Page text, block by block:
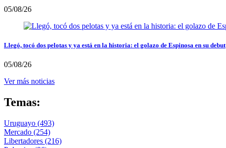
05/08/26
Llegó, tocó dos pelotas y ya está en la historia: el golazo de Espinosa en su debut
05/08/26
Ver más noticias
Temas:
Uruguayo (493)
Mercado (254)
Libertadores (216)